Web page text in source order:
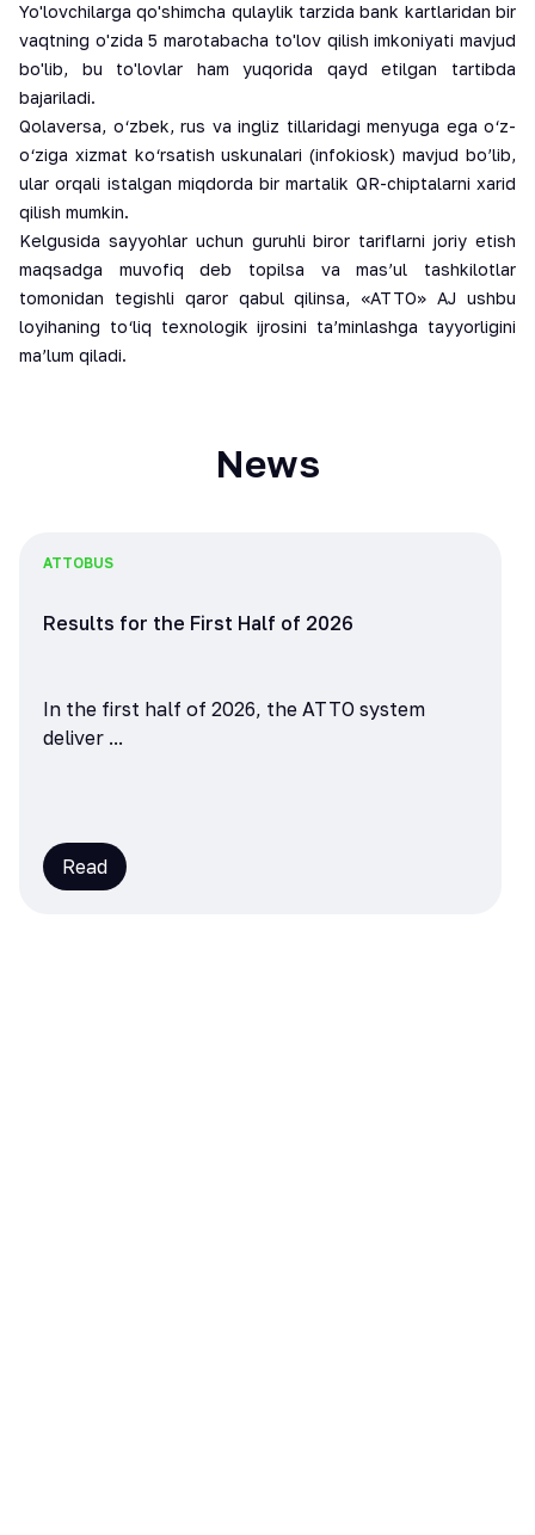
Yo'lovchilarga qo'shimcha qulaylik tarzida bank kartlaridan bir
vaqtning o'zida 5 marotabacha to'lov qilish imkoniyati mavjud
bo'lib, bu to'lovlar ham yuqorida qayd etilgan tartibda
bajariladi.
Qolaversa, o‘zbek, rus va ingliz tillaridagi menyuga ega o‘z-
o‘ziga xizmat ko‘rsatish uskunalari (infokiosk) mavjud bo’lib,
ular orqali istalgan miqdorda bir martalik QR-chiptalarni xarid
qilish mumkin.
Kelgusida sayyohlar uchun guruhli biror tariflarni joriy etish
maqsadga muvofiq deb topilsa va mas’ul tashkilotlar
tomonidan tegishli qaror qabul qilinsa, «ATTO» AJ ushbu
loyihaning to‘liq texnologik ijrosini ta’minlashga tayyorligini
ma’lum qiladi.
News
ATTOBUS
Results for the First Half of 2026
In the first half of 2026, the ATTO system
deliver ...
Read